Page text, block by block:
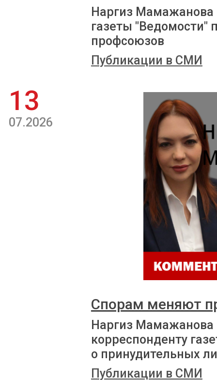
Наргиз Мамажанова
газеты "Ведомости"
профсоюзов
Публикации в СМИ
13
07.2026
Спорам меняют
Наргиз
корреспонденту
о принудительных
Публикации в СМИ